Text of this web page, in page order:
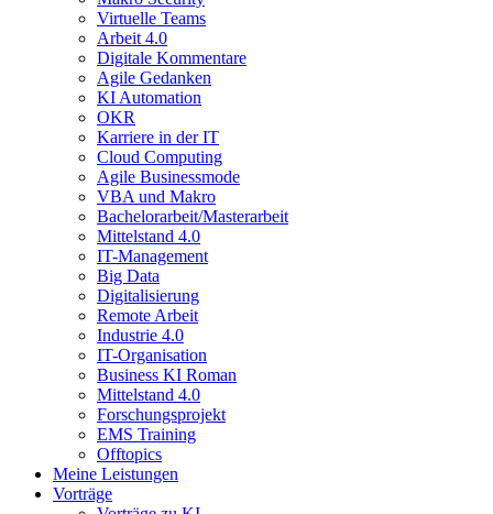
Virtuelle Teams
Arbeit 4.0
Digitale Kommentare
Agile Gedanken
KI Automation
OKR
Karriere in der IT
Cloud Computing
Agile Businessmode
VBA und Makro
Bachelorarbeit/Masterarbeit
Mittelstand 4.0
IT-Management
Big Data
Digitalisierung
Remote Arbeit
Industrie 4.0
IT-Organisation
Business KI Roman
Mittelstand 4.0
Forschungsprojekt
EMS Training
Offtopics
Meine Leistungen
Vorträge